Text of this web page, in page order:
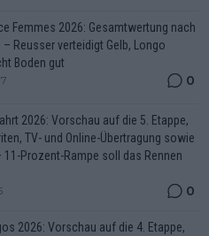
Femmes 2026: Gesamtwertung nach
– Reusser verteidigt Gelb, Longo
Boden gut
0
2026: Vorschau auf die 5. Etappe,
TV- und Online-Übertragung sowie
11-Prozent-Rampe soll das Rennen
0
2026: Vorschau auf die 4. Etappe,